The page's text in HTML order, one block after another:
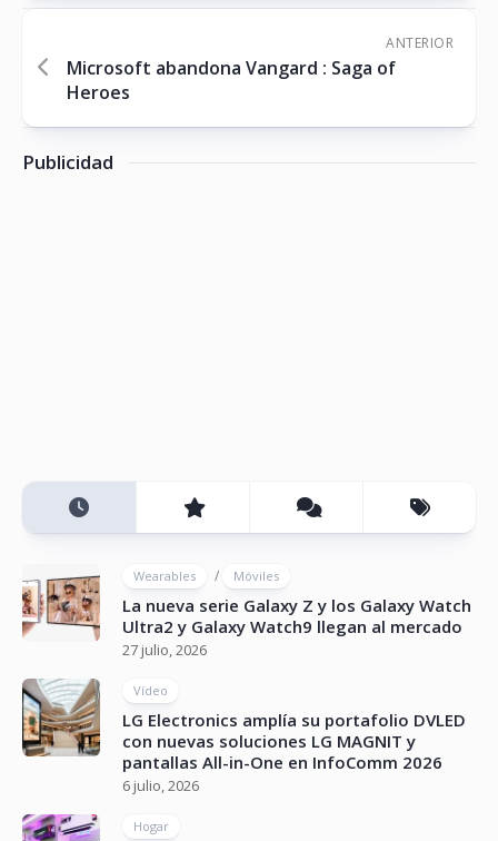
ANTERIOR
Microsoft abandona Vangard : Saga of
Heroes
Publicidad
Wearables / Móviles
La nueva serie Galaxy Z y los Galaxy Watch
Ultra2 y Galaxy Watch9 llegan al mercado
27 julio, 2026
Vídeo
LG Electronics amplía su portafolio DVLED
con nuevas soluciones LG MAGNIT y
pantallas All-in-One en InfoComm 2026
6 julio, 2026
Hogar